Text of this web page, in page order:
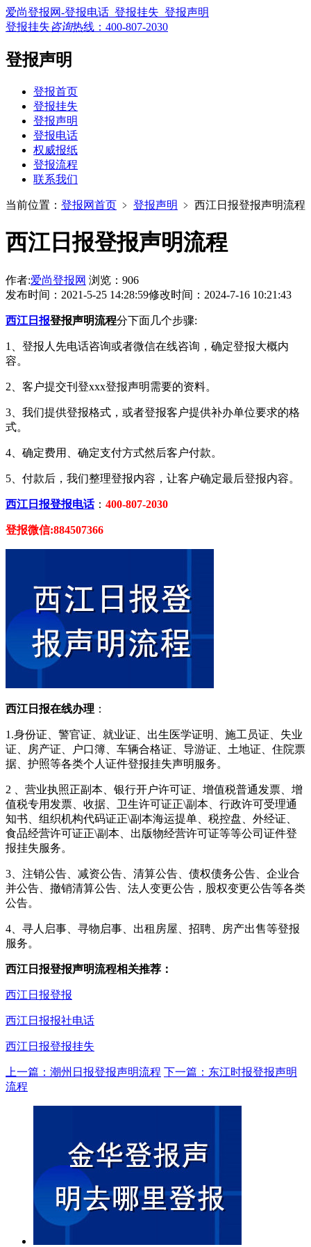
爱尚登报网-登报电话_登报挂失_登报声明
登报挂失咨询热线： 400-807-2030
登报声明
登报首页
登报挂失
登报声明
登报电话
权威报纸
登报流程
联系我们
当前位置： 登报网首页 ﹥ 登报声明 ﹥ 西江日报登报声明流程
西江日报登报声明流程
作者:爱尚登报网 浏览：906
发布时间：2021-5-25 14:28:59修改时间：2024-7-16 10:21:43
西江日报登报声明流程分下面几个步骤:
1、登报人先电话咨询或者微信在线咨询，确定登报大概内
容。
2、客户提交刊登xxx登报声明需要的资料。
3、我们提供登报格式，或者登报客户提供补办单位要求的格
式。
4、确定费用、确定支付方式然后客户付款。
5、付款后，我们整理登报内容，让客户确定最后登报内容。
西江日报登报电话： 400-807-2030
登报微信:884507366
西江日报在线办理 ：
1.身份证、警官证、就业证、出生医学证明、施工员证、失业
证、房产证、户口簿、车辆合格证、导游证、土地证、住院票
据、护照等各类个人证件登报挂失声明服务。
2 、营业执照正副本、银行开户许可证、增值税普通发票、增
值税专用发票、收据、卫生许可证正\副本、行政许可受理通
知书、组织机构代码证正\副本海运提单、税控盘、外经证、
食品经营许可证正\副本、出版物经营许可证等等公司证件登
报挂失服务。
3、注销公告、减资公告、清算公告、债权债务公告、企业合
并公告、撤销清算公告、法人变更公告，股权变更公告等各类
公告。
4、寻人启事、寻物启事、出租房屋、招聘、房产出售等登报
服务。
西江日报登报声明流程相关推荐：
西江日报登报
西江日报报社电话
西江日报登报挂失
上一篇：潮州日报登报声明流程 下一篇：东江时报登报声明
流程